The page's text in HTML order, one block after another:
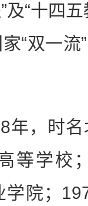
“十四
“双一流
，时名
等学校
学院；